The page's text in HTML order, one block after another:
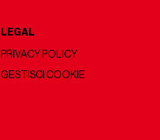
LEGAL
PRIVACY POLICY
GESTISCI COOKIE